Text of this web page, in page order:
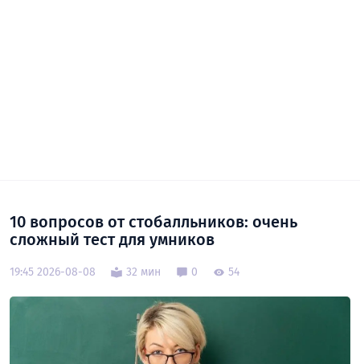
10 вопросов от стобалльников: очень
сложный тест для умников
19:45 2026-08-08 32 мин 0 54